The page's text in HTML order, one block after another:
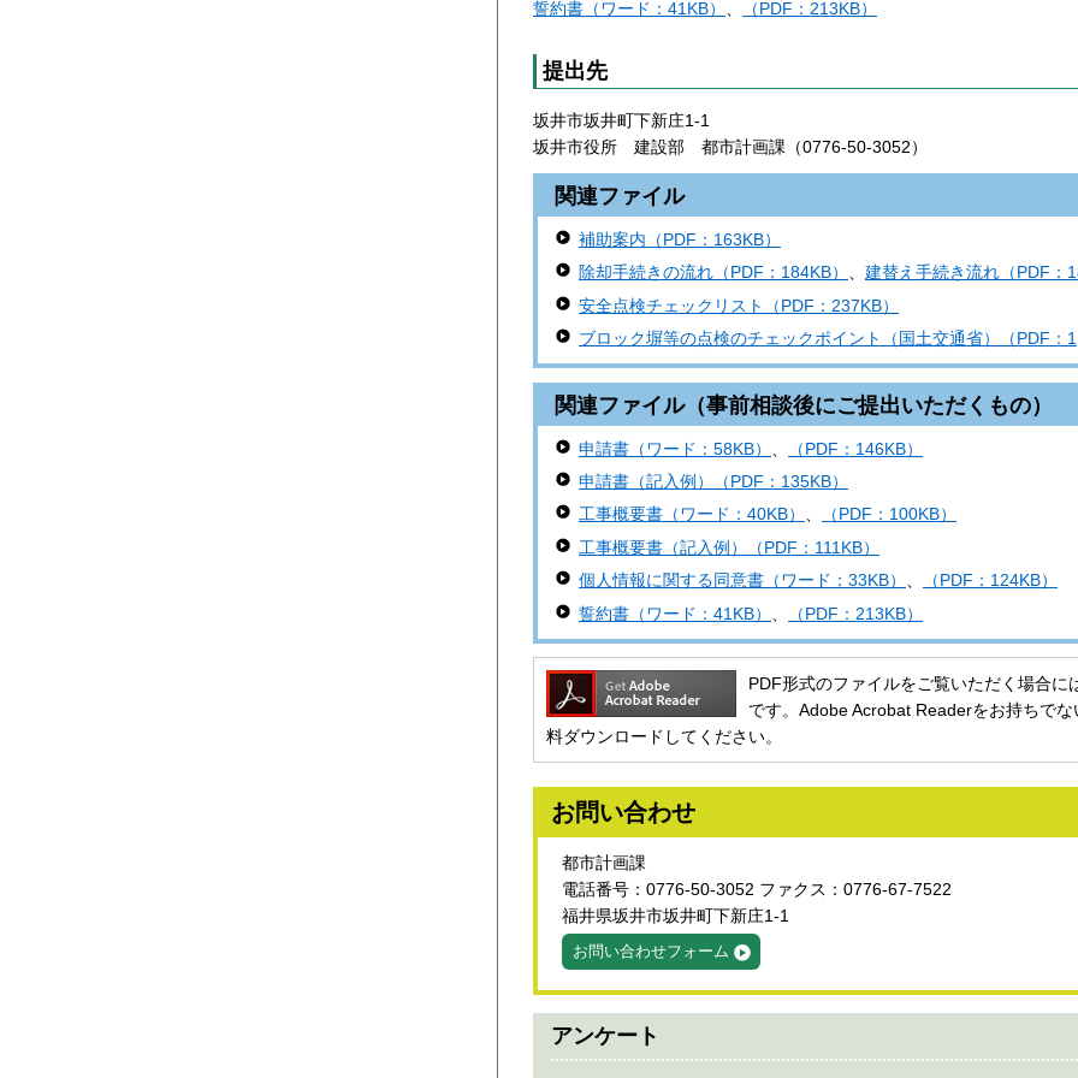
誓約書（ワード：41KB） 、 （PDF：213KB）
提出先
坂井市坂井町下新庄1-1
坂井市役所 建設部 都市計画課（0776-50-3052）
関連ファイル
補助案内（PDF：163KB）
除却手続きの流れ（PDF：184KB） 、 建替え手続き流れ（PDF：
安全点検チェックリスト（PDF：237KB）
ブロック塀等の点検のチェックポイント（国土交通省）（PDF：
関連ファイル（事前相談後にご提出いただくもの）
申請書（ワード：58KB）
（PDF：146KB）
申請書（記入例）（PDF：135KB）
工事概要書（ワード：40KB） 、
（PDF：100KB）
工事概要書（記入例）（PDF：111KB）
個人情報に関する同意書（ワード：33KB）
（PDF：124KB）
誓約書（ワード：41KB）
（PDF：213KB）
PDF形式のファイルをご覧いただく場合
です。Adobe Acrobat Readerをお持ちで
料ダウンロードしてください。
お問い合わせ
都市計画課
電話番号：0776-50-3052 ファクス：0776-67-7522
福井県坂井市坂井町下新庄1-1
お問い合わせフォーム
アンケート